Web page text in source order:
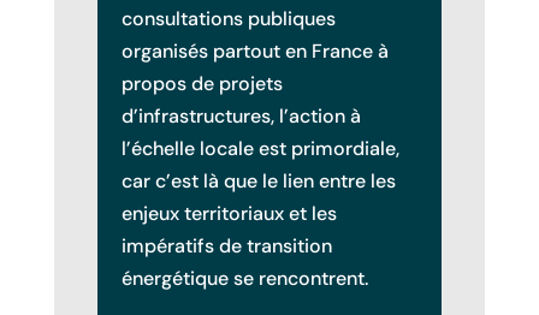
consultations publiques
organisés partout en France à
propos de projets
d’infrastructures, l’action à
l’échelle locale est primordiale,
car c’est là que le lien entre les
enjeux territoriaux et les
impératifs de transition
énergétique se rencontrent.